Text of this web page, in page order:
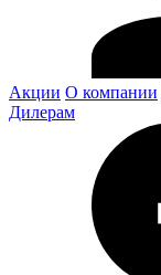
Акции О компании
Дилерам